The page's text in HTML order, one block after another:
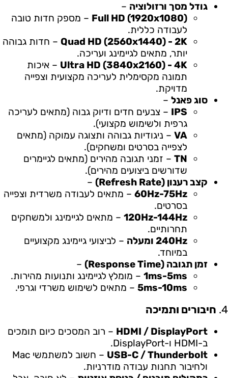
גודל מסך ורזולוציה –
Full HD (1920x1080) – מספק חדות טובה
לעבודה כללית.
Quad HD (2560x1440) - 2K – חדות גבוהה
יותר, מתאים לגיימינג ועריכה.
Ultra HD (3840x2160) - 4K – איכות
תמונה מקסימלית לעריכה מקצועית וצפייה
מדויקת.
סוג פאנל –
IPS – צבעים חדים ודיוק גבוה (מתאים לעריכה
גרפית ולשימוש מקצועי).
VA – ניגודיות גבוהה ותצוגה עמוקה (מתאים
לצפייה בסרטים ומשחקים).
TN – זמני תגובה מהירים (מתאים לגיימרים
שדורשים ביצועים מהירים).
קצב רענון (Refresh Rate)
–
60Hz-75Hz – מתאים לעבודה משרדית וצפייה
בסרטים.
120Hz-144Hz – מתאים לגיימינג ולמשחקים
תחרותיים.
240Hz ומעלה
– לביצועי גיימינג מקצועיים
במיוחד.
זמן תגובה (Response Time)
–
1ms-5ms – מומלץ לגיימינג ותנועות מהירות.
5ms-10ms – מתאים לשימוש משרדי וגרפי.
4. חיבורים ותמיכה
HDMI / DisplayPort – רוב המסכים כיום תומכים
ב-HDMI ו-DisplayPort.
USB-C / Thunderbolt
– חשוב למשתמשי Mac
ולחיבור תחנות עבודה מודרניות.